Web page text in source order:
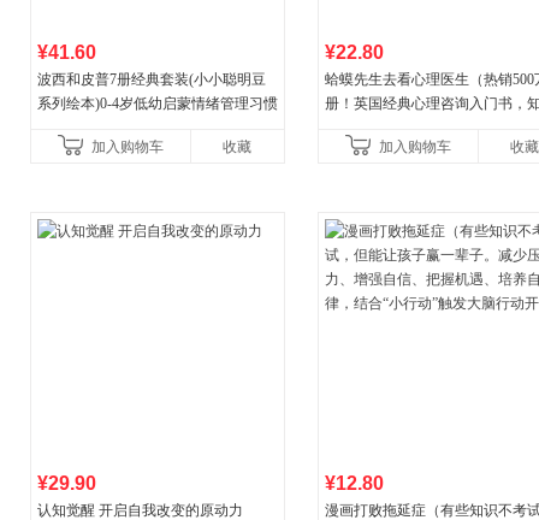
¥41.60
波西和皮普7册经典套装(小小聪明豆
系列绘本)0-4岁低幼启蒙情绪管理习惯
养好品质，发现快
加入购物车 收藏
¥22.80
蛤蟆先生去看心理医生（热销500
册！英国经典心理咨询入门书，
加入购物车
收藏
¥29.90
认知觉醒 开启自我改变的原动力
¥12.80
漫画打败拖延症（有些知识不考